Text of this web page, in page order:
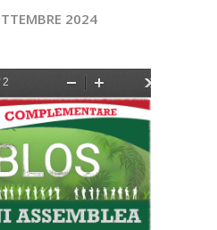
2024